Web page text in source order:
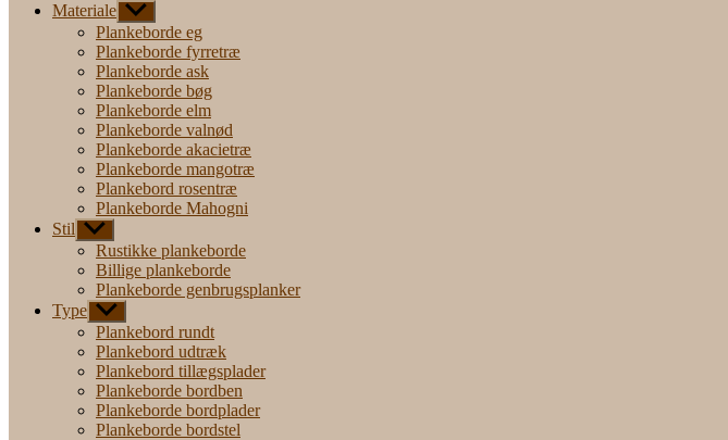
Materiale Vis
undermenu
Plankeborde eg
Plankeborde fyrretræ
Plankeborde ask
Plankeborde bøg
Plankeborde elm
Plankeborde valnød
Plankeborde akacietræ
Plankeborde mangotræ
Plankebord rosentræ
Plankeborde Mahogni
Stil Vis
undermenu
Rustikke plankeborde
Billige plankeborde
Plankeborde genbrugsplanker
Type Vis
undermenu
Plankebord rundt
Plankebord udtræk
Plankebord tillægsplader
Plankeborde bordben
Plankeborde bordplader
Plankeborde bordstel